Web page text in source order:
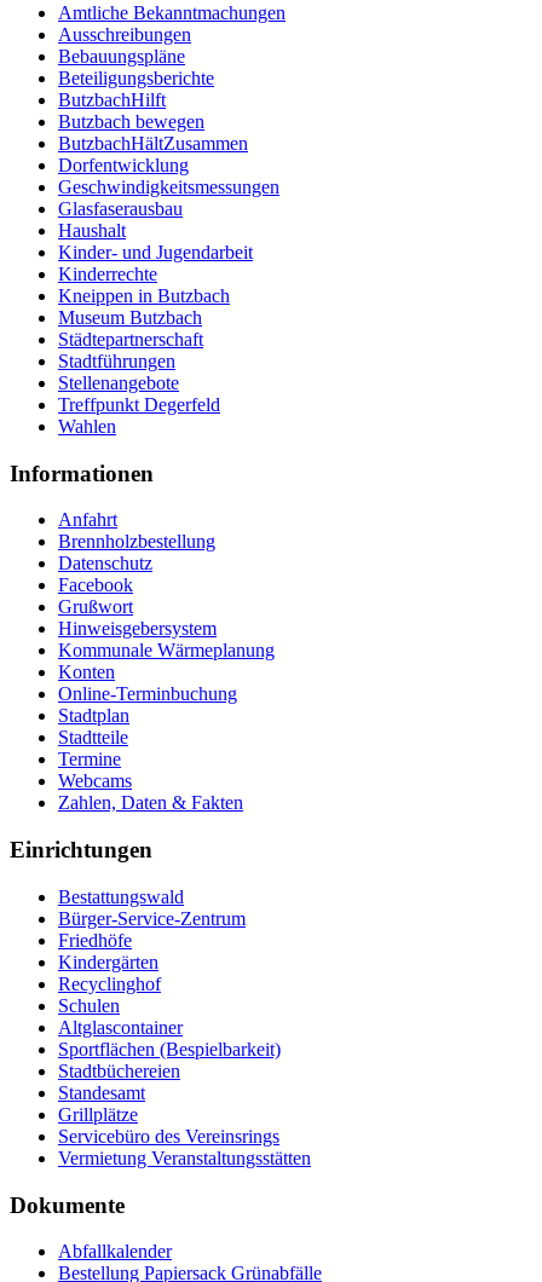
Amtliche Bekanntmachungen
Ausschreibungen
Bebauungspläne
Beteiligungsberichte
ButzbachHilft
Butzbach bewegen
ButzbachHältZusammen
Dorfentwicklung
Geschwindigkeitsmessungen
Glasfaserausbau
Haushalt
Kinder- und Jugendarbeit
Kinderrechte
Kneippen in Butzbach
Museum Butzbach
Städtepartnerschaft
Stadtführungen
Stellenangebote
Treffpunkt Degerfeld
Wahlen
Informationen
Anfahrt
Brennholzbestellung
Datenschutz
Facebook
Grußwort
Hinweisgebersystem
Kommunale Wärmeplanung
Konten
Online-Terminbuchung
Stadtplan
Stadtteile
Termine
Webcams
Zahlen, Daten & Fakten
Einrichtungen
Bestattungswald
Bürger-Service-Zentrum
Friedhöfe
Kindergärten
Recyclinghof
Schulen
Altglascontainer
Sportflächen (Bespielbarkeit)
Stadtbüchereien
Standesamt
Grillplätze
Servicebüro des Vereinsrings
Vermietung Veranstaltungsstätten
Dokumente
Abfallkalender
Bestellung Papiersack Grünabfälle